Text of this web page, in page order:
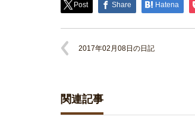
Post Share Hatena
2017年02月08日の日記
関連記事